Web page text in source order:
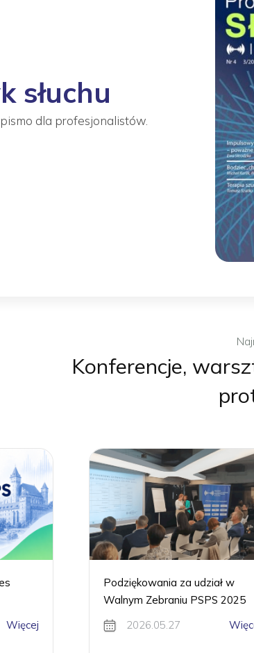
słuchu
dla profesjonalistów.
Konferencje,
Więcej
Podziękowania za udział w
Walnym Zebraniu PSPS 2025
2026.05.27